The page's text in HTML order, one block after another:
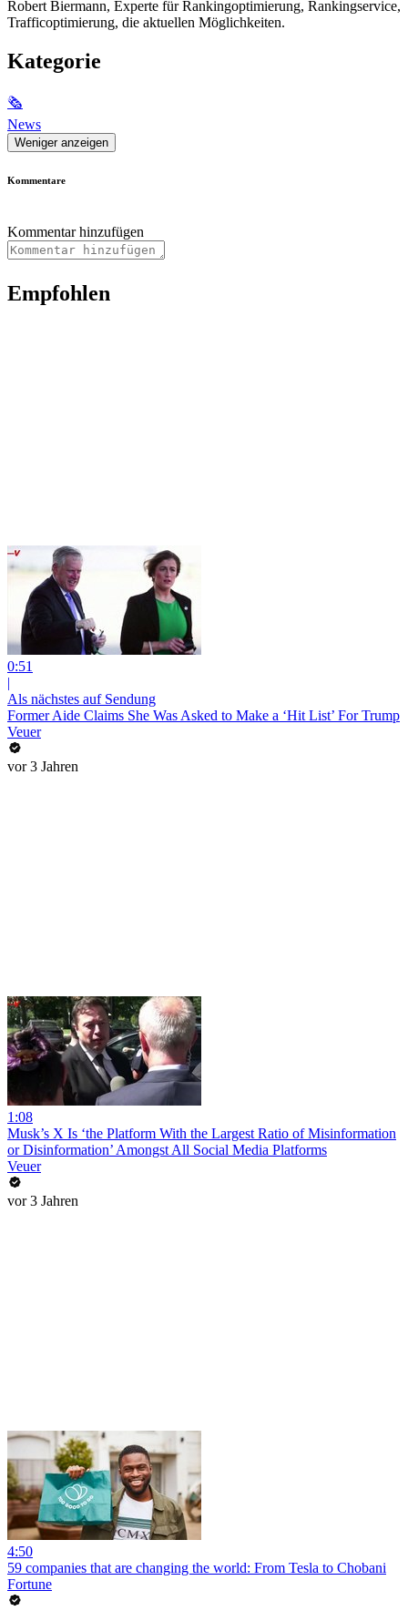
Robert Biermann, Experte für Rankingoptimierung, Rankingservice,
Trafficoptimierung, die aktuellen Möglichkeiten.
Kategorie
🗞
News
Weniger anzeigen
Kommentare
Kommentar hinzufügen
Empfohlen
0:51
|
Als nächstes auf Sendung
Former Aide Claims She Was Asked to Make a ‘Hit List’ For Trump
Veuer
vor 3 Jahren
1:08
Musk’s X Is ‘the Platform With the Largest Ratio of Misinformation
or Disinformation’ Amongst All Social Media Platforms
Veuer
vor 3 Jahren
4:50
59 companies that are changing the world: From Tesla to Chobani
Fortune